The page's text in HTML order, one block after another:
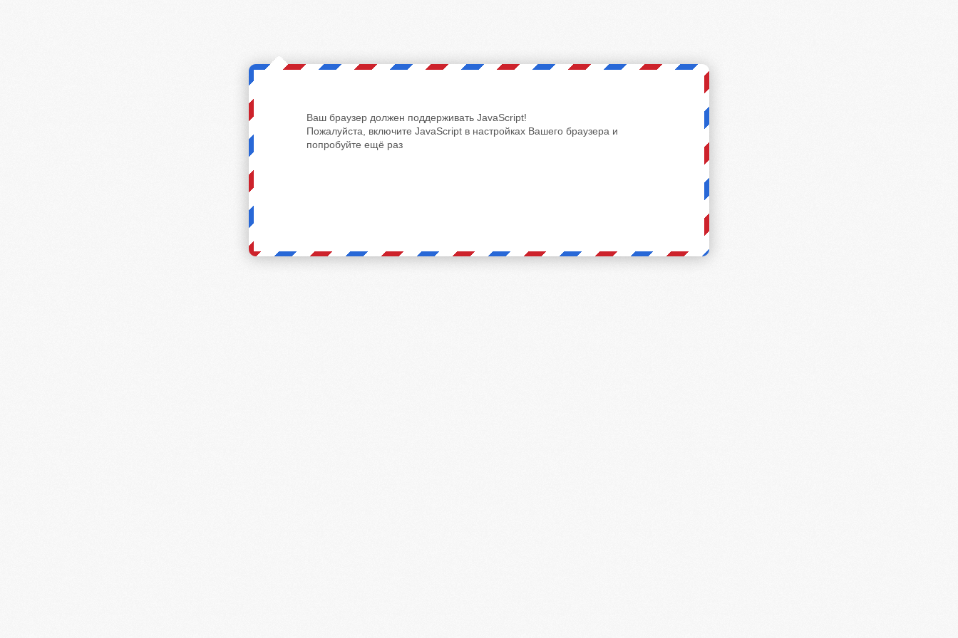
Ваш браузер должен поддерживать JavaScript!
Пожалуйста, включите JavaScript в настройках Вашего браузера и
попробуйте ещё раз